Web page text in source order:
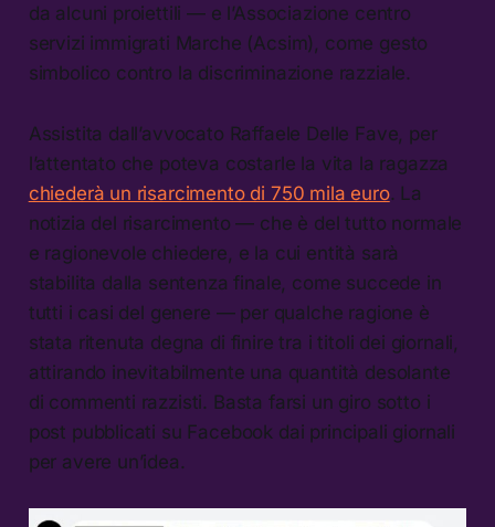
da alcuni proiettili — e l’Associazione centro
servizi immigrati Marche (Acsim), come gesto
simbolico contro la discriminazione razziale.
Assistita dall’avvocato Raffaele Delle Fave, per
l’attentato che poteva costarle la vita la ragazza
chiederà un risarcimento di 750 mila euro. La
notizia del risarcimento — che è del tutto normale
e ragionevole chiedere, e la cui entità sarà
stabilita dalla sentenza finale, come succede in
tutti i casi del genere — per qualche ragione è
stata ritenuta degna di finire tra i titoli dei giornali,
attirando inevitabilmente una quantità desolante
di commenti razzisti. Basta farsi un giro sotto i
post pubblicati su Facebook dai principali giornali
per avere un’idea.